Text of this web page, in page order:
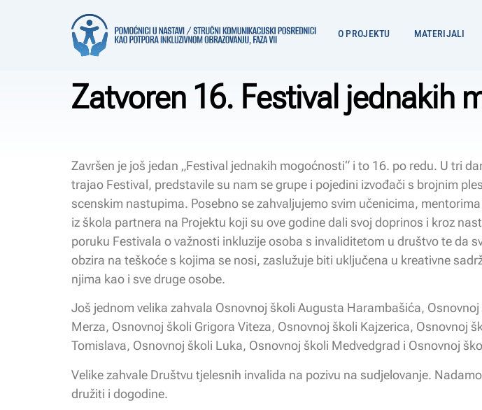
O PROJEKTU MATERIJALI
Zatvoren 16. Festival jednakih
Završen je još jedan „Festival jednakih mogoćnosti“ i to 16. po redu. U tri
trajao Festival, predstavile su nam se grupe i pojedini izvođači s brojnim
scenskim nastupima. Posebno se zahvaljujemo svim učenicima,
iz škola partnera na Projektu koji su ove godine dali svoj doprinos i kroz
poruku Festivala o važnosti inkluzije osoba s invaliditetom u društvo te da
obzira na teškoće s kojima se nosi, zaslužuje biti uključena u kreativne
njima kao i sve druge osobe.
Još jednom velika zahvala Osnovnoj školi Augusta Harambašića, Osnovnoj
Merza, Osnovnoj školi Grigora Viteza, Osnovnoj školi Kajzerica, Osnovnoj
Tomislava, Osnovnoj školi Luka, Osnovnoj školi Medvedgrad i Osnovnoj
Velike zahvale Društvu tjelesnih invalida na pozivu na sudjelovanje.
družiti i dogodine.